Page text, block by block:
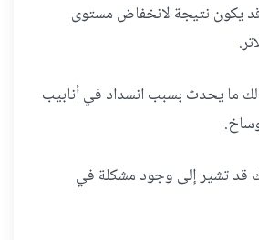
يكون نتيجة لانخفاض مستوى
ما يحدث بسبب انسداد في أنابيب
قد تشير إلى وجود مشكلة في